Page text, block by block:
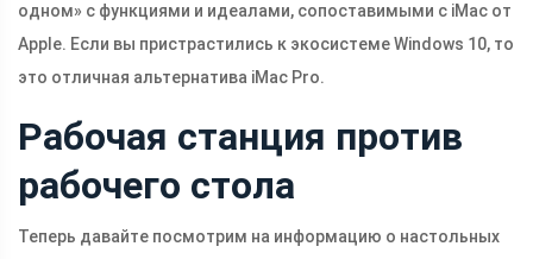
одном» с функциями и идеалами, сопоставимыми с iMac от
Apple. Если вы пристрастились к экосистеме Windows 10, то
это отличная альтернатива iMac Pro.
Рабочая станция против
рабочего стола
Теперь давайте посмотрим на информацию о настольных